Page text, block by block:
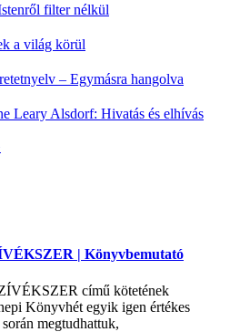
filter nélkül
a világ körül
– Egymásra hangolva
Leary Alsdorf: Hivatás és elhívás
| Könyvbemutató
című kötetének
Könyvhét egyik igen értékes
megtudhattuk,